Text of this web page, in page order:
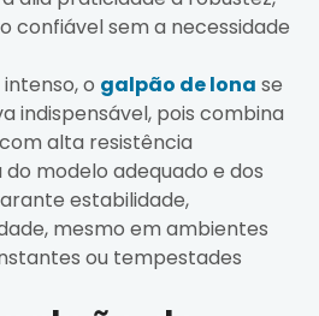
confiável sem a necessidade
o galpão de lona se
indispensável, pois combina
alta resistência
modelo adequado e dos
estabilidade,
mesmo em ambientes
ou tempestades